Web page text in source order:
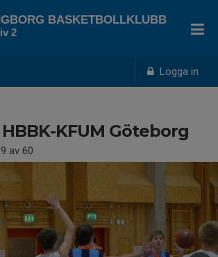
Logga in
BASKETBOLLKLUBB
2
HBBK-KFUM Göteborg
9 av 60